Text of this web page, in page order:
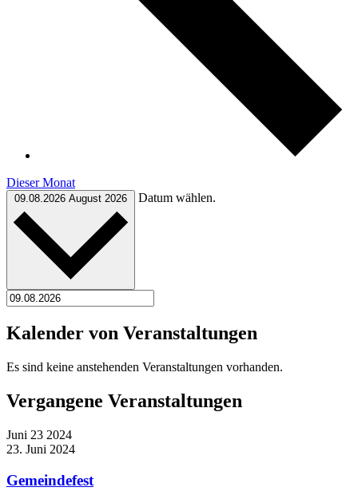
Dieser Monat
09.08.2026 August 2026 Datum wählen.
Kalender von Veranstaltungen
Es sind keine anstehenden Veranstaltungen vorhanden.
Vergangene Veranstaltungen
Juni 23 2024
23. Juni 2024
Gemeindefest